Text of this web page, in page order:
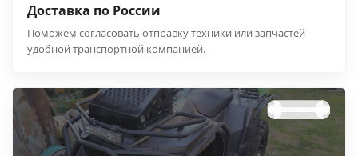
Доставка по России
Поможем согласовать отправку техники или запчастей
удобной транспортной компанией.